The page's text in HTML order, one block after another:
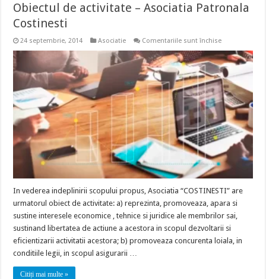
Obiectul de activitate – Asociatia Patronala
Costinesti
24 septembrie, 2014 Asociatie Comentariile sunt închisepentru
de
activitate
–
Asociatia
Patronala
Costinesti
In vederea indeplinirii scopului propus, Asociatia “COSTINESTI” are
urmatorul obiect de activitate: a) reprezinta, promoveaza, apara si
sustine interesele economice , tehnice si juridice ale membrilor sai,
sustinand libertatea de actiune a acestora in scopul dezvoltarii si
eficientizarii activitatii acestora; b) promoveaza concurenta loiala, in
conditiile legii, in scopul asigurarii …
Citiți mai multe »